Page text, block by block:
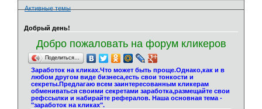
Активные темы
Добрый день!
Добро пожаловать на форум кликеров
Поделиться…
Заработок на кликах.Что может быть проще.Однако,как и в
любом другом виде бизнеса,есть свои тонкости и
секреты.Предлагаю всем заинтересованным кликерам
обмениваться своими секретами заработка,размещайте свои
рефссылки и набирайте рефералов. Наша основная тема -
"заработок на кликах".